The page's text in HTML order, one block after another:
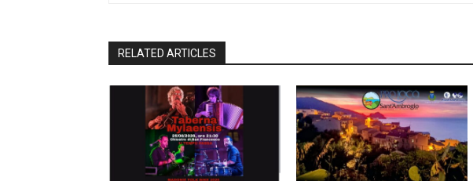
RELATED ARTICLES